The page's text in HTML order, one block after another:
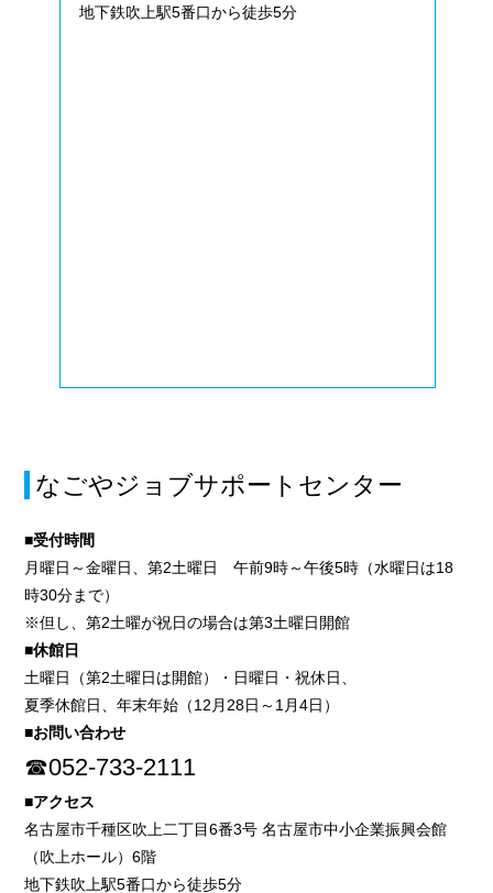
地下鉄吹上駅5番口から徒歩5分
なごやジョブサポートセンター
■受付時間
月曜日～金曜日、第2土曜日 午前9時～午後5時（水曜日は18
時30分まで）
※但し、第2土曜が祝日の場合は第3土曜日開館
■休館日
土曜日（第2土曜日は開館）・日曜日・祝休日、
夏季休館日、年末年始（12月28日～1月4日）
■お問い合わせ
☎052-733-2111
■アクセス
名古屋市千種区吹上二丁目6番3号 名古屋市中小企業振興会館
（吹上ホール）6階
地下鉄吹上駅5番口から徒歩5分